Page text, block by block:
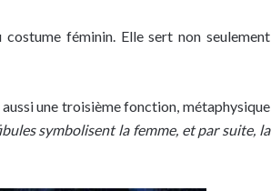
féminin. Elle sert non seulement
une troisième fonction, métaphysique
symbolisent la femme, et par suite, la